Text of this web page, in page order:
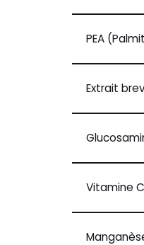
PEA
Extrait
Vitamine C